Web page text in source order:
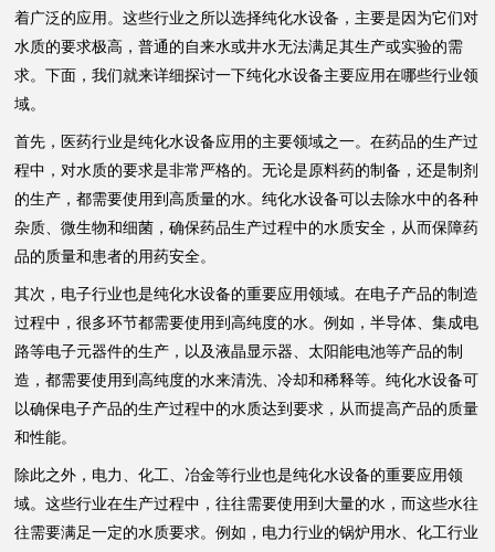
着广泛的应用。这些行业之所以选择纯化水设备，主要是因为它们对
水质的要求极高，普通的自来水或井水无法满足其生产或实验的需
求。下面，我们就来详细探讨一下纯化水设备主要应用在哪些行业领
域。
首先，医药行业是纯化水设备应用的主要领域之一。在药品的生产过
程中，对水质的要求是非常严格的。无论是原料药的制备，还是制剂
的生产，都需要使用到高质量的水。纯化水设备可以去除水中的各种
杂质、微生物和细菌，确保药品生产过程中的水质安全，从而保障药
品的质量和患者的用药安全。
其次，电子行业也是纯化水设备的重要应用领域。在电子产品的制造
过程中，很多环节都需要使用到高纯度的水。例如，半导体、集成电
路等电子元器件的生产，以及液晶显示器、太阳能电池等产品的制
造，都需要使用到高纯度的水来清洗、冷却和稀释等。纯化水设备可
以确保电子产品的生产过程中的水质达到要求，从而提高产品的质量
和性能。
除此之外，电力、化工、冶金等行业也是纯化水设备的重要应用领
域。这些行业在生产过程中，往往需要使用到大量的水，而这些水往
往需要满足一定的水质要求。例如，电力行业的锅炉用水、化工行业